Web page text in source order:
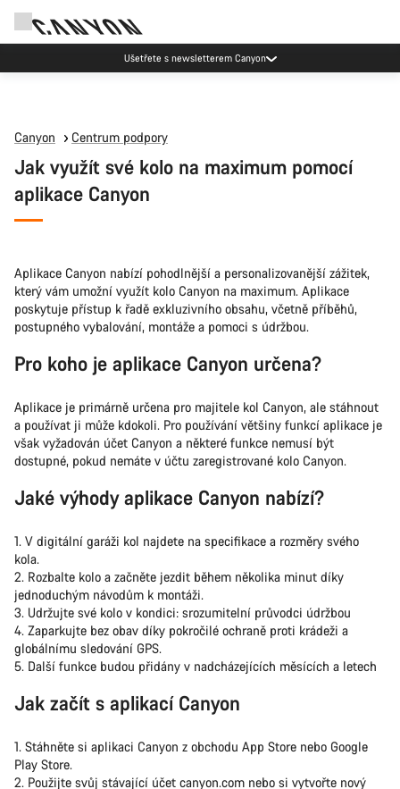
Ušetřete s newsletterem Canyon
Canyon Centrum podpory
Jak využít své kolo na maximum pomocí
aplikace Canyon
Aplikace Canyon nabízí pohodlnější a personalizovanější zážitek,
který vám umožní využít kolo Canyon na maximum. Aplikace
poskytuje přístup k řadě exkluzivního obsahu, včetně příběhů,
postupného vybalování, montáže a pomoci s údržbou.
Pro koho je aplikace Canyon určena?
Aplikace je primárně určena pro majitele kol Canyon, ale stáhnout
a používat ji může kdokoli. Pro používání většiny funkcí aplikace je
však vyžadován účet Canyon a některé funkce nemusí být
dostupné, pokud nemáte v účtu zaregistrované kolo Canyon.
Jaké výhody aplikace Canyon nabízí?
1. V digitální garáži kol najdete na specifikace a rozměry svého
kola.
2. Rozbalte kolo a začněte jezdit během několika minut díky
jednoduchým návodům k montáži.
3. Udržujte své kolo v kondici: srozumitelní průvodci údržbou
4. Zaparkujte bez obav díky pokročilé ochraně proti krádeži a
globálnímu sledování GPS.
5. Další funkce budou přidány v nadcházejících měsících a letech
Jak začít s aplikací Canyon
1. Stáhněte si aplikaci Canyon z obchodu App Store nebo Google
Play Store.
2. Použijte svůj stávající účet canyon.com nebo si vytvořte nový